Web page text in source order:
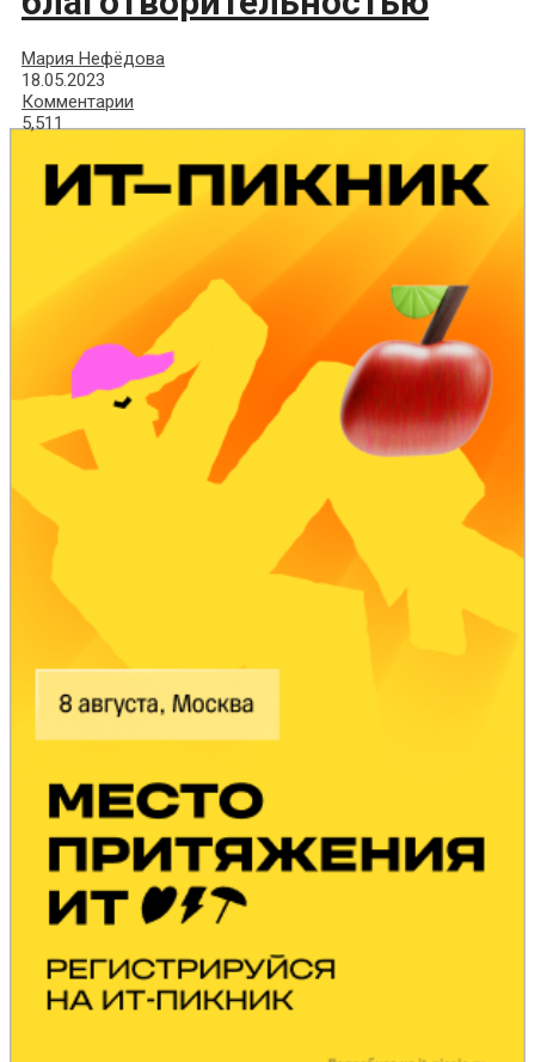
Мария Нефёдова
18.05.2023
Комментарии
5,511